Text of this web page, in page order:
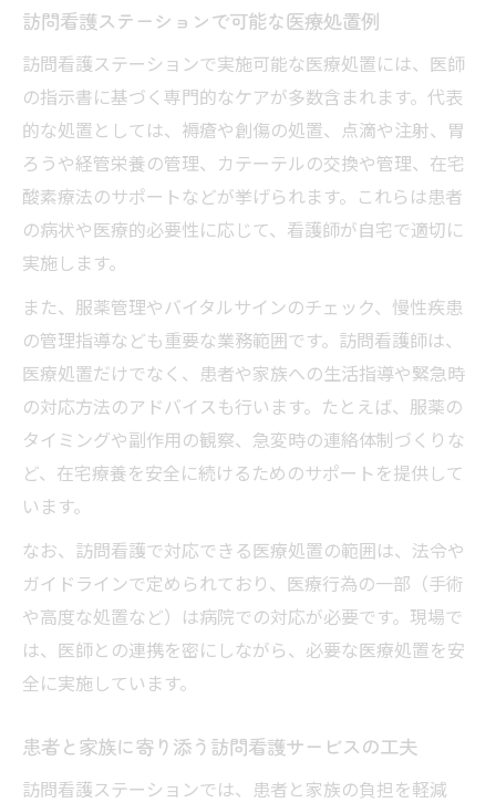
訪問看護ステーションで可能な医療処置例
訪問看護ステーションで実施可能な医療処置には、医師
の指示書に基づく専門的なケアが多数含まれます。代表
的な処置としては、褥瘡や創傷の処置、点滴や注射、胃
ろうや経管栄養の管理、カテーテルの交換や管理、在宅
酸素療法のサポートなどが挙げられます。これらは患者
の病状や医療的必要性に応じて、看護師が自宅で適切に
実施します。
また、服薬管理やバイタルサインのチェック、慢性疾患
の管理指導なども重要な業務範囲です。訪問看護師は、
医療処置だけでなく、患者や家族への生活指導や緊急時
の対応方法のアドバイスも行います。たとえば、服薬の
タイミングや副作用の観察、急変時の連絡体制づくりな
ど、在宅療養を安全に続けるためのサポートを提供して
います。
なお、訪問看護で対応できる医療処置の範囲は、法令や
ガイドラインで定められており、医療行為の一部（手術
や高度な処置など）は病院での対応が必要です。現場で
は、医師との連携を密にしながら、必要な医療処置を安
全に実施しています。
患者と家族に寄り添う訪問看護サービスの工夫
訪問看護ステーションでは、患者と家族の負担を軽減